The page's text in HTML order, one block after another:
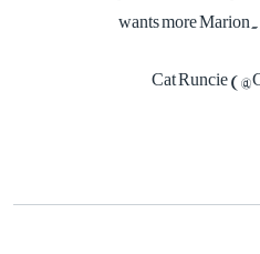
wants more Marion.